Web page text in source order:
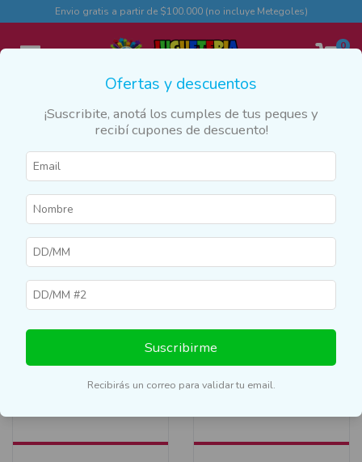
Envio gratis a partir de $100.000 (no incluye Metegoles)
0
Inicio
Piletas
Filtrar
Ofertas y descuentos
¡Suscribite, anotá los cumples de tus peques y
recibí cupones de descuento!
Suscribirme
Recibirás un correo para validar tu email.